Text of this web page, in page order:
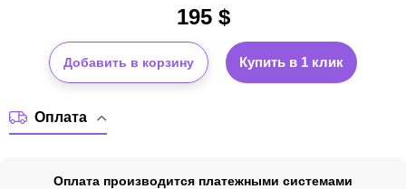
195$
Добавить в корзину Купить в 1 клик
Оплата
Оплата производится платежными системами